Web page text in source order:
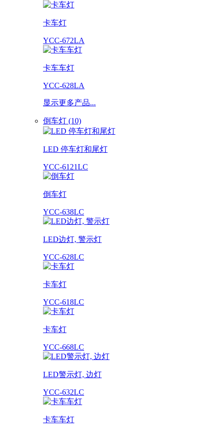
卡车灯
YCC-672LA
卡车车灯
YCC-628LA
显示更多产品...
倒车灯 (10)
LED 停车灯和尾灯
YCC-6121LC
倒车灯
YCC-638LC
LED边灯, 警示灯
YCC-628LC
卡车灯
YCC-618LC
卡车灯
YCC-668LC
LED警示灯, 边灯
YCC-632LC
卡车车灯